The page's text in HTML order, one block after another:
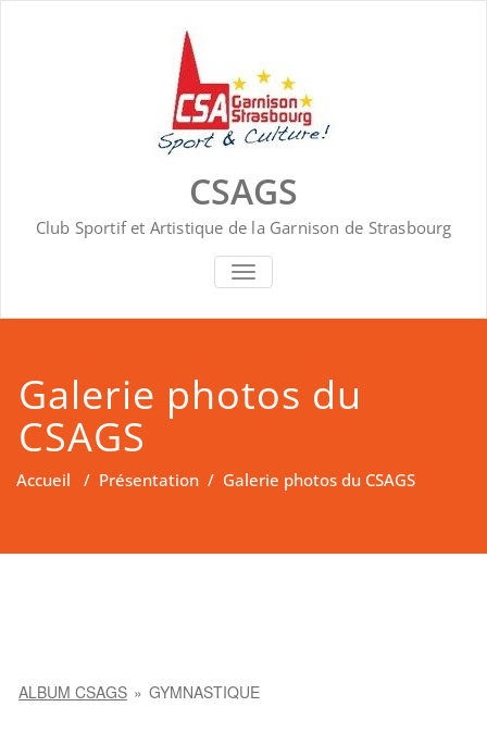
CSAGS
Club Sportif et Artistique de la Garnison de Strasbourg
AFFICHER/MASQUER LA
Galerie photos du
CSAGS
Accueil / Présentation / Galerie photos du CSAGS
ALBUM CSAGS » GYMNASTIQUE